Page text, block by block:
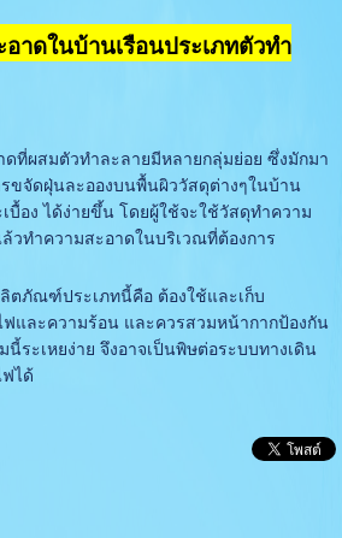
าดในบ้านเรือนประเภทตัวทำ
ผสมตัวทำละลายมีหลายกลุ่มย่อย ซึ่งมักมา
ขจัดฝุ่นละอองบนพื้นผิววัสดุต่างๆในบ้าน
เบื้อง ได้ง่ายขึ้น โดยผู้ใช้จะใช้วัสดุทำความ
ทำความสะอาดในบริเวณที่ต้องการ
ตภัณฑ์ประเภทนี้คือ ต้องใช้และเก็บ
และความร้อน และควรสวมหน้ากากป้องกัน
นี้ระเหยง่าย จึงอาจเป็นพิษต่อระบบทางเดิน
ได้